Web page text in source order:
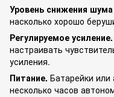
Уровень снижения шума
насколько хорошо
Регулируемое усиление.
настраивать
усиления.
Питание. Батарейки
несколько часов